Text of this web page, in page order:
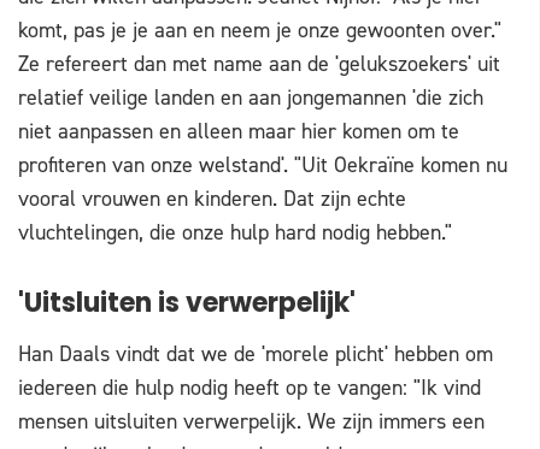
komt, pas je je aan en neem je onze gewoonten over."
Ze refereert dan met name aan de 'gelukszoekers' uit
relatief veilige landen en aan jongemannen 'die zich
niet aanpassen en alleen maar hier komen om te
profiteren van onze welstand'. "Uit Oekraïne komen nu
vooral vrouwen en kinderen. Dat zijn echte
vluchtelingen, die onze hulp hard nodig hebben."
'Uitsluiten is verwerpelijk'
Han Daals vindt dat we de 'morele plicht' hebben om
iedereen die hulp nodig heeft op te vangen: "Ik vind
mensen uitsluiten verwerpelijk. We zijn immers een